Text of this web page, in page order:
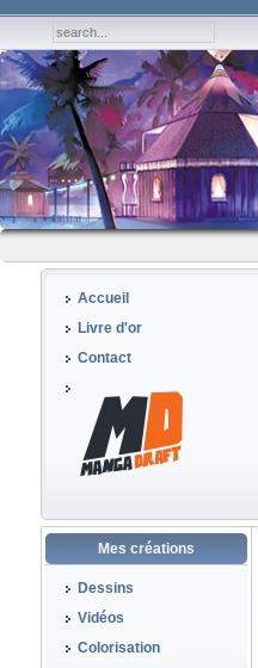
Accueil
Livre d'or
Contact
Mes créations
Dessins
Vidéos
Colorisation